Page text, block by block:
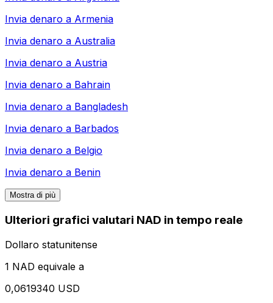
Invia denaro a Armenia
Invia denaro a Australia
Invia denaro a Austria
Invia denaro a Bahrain
Invia denaro a Bangladesh
Invia denaro a Barbados
Invia denaro a Belgio
Invia denaro a Benin
Mostra di più
Ulteriori grafici valutari NAD in tempo reale
Dollaro statunitense
1 NAD equivale a
0,0619340 USD